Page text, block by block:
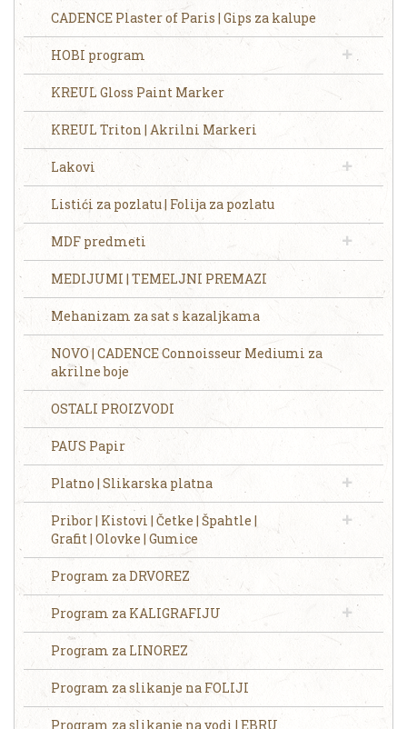
CADENCE Plaster of Paris | Gips za kalupe
HOBI program
KREUL Gloss Paint Marker
KREUL Triton | Akrilni Markeri
Lakovi
Listići za pozlatu | Folija za pozlatu
MDF predmeti
MEDIJUMI | TEMELJNI PREMAZI
Mehanizam za sat s kazaljkama
NOVO | CADENCE Connoisseur Mediumi za
akrilne boje
OSTALI PROIZVODI
PAUS Papir
Platno | Slikarska platna
Pribor | Kistovi | Četke | Špahtle |
Grafit | Olovke | Gumice
Program za DRVOREZ
Program za KALIGRAFIJU
Program za LINOREZ
Program za slikanje na FOLIJI
Program za slikanje na vodi | EBRU